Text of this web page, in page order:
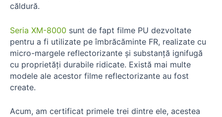
căldură.
Seria XM-8000 sunt de fapt filme PU dezvoltate
pentru a fi utilizate pe îmbrăcăminte FR, realizate cu
micro-margele reflectorizante și substanță ignifugă
cu proprietăți durabile ridicate. Există mai multe
modele ale acestor filme reflectorizante au fost
create.
Acum, am certificat primele trei dintre ele, acestea